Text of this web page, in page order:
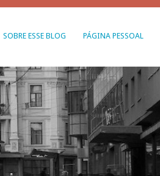
SOBRE ESSE BLOG PÁGINA PESSOAL